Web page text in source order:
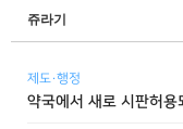
쥬라기
제도·행정
약국에서 새로 시판허